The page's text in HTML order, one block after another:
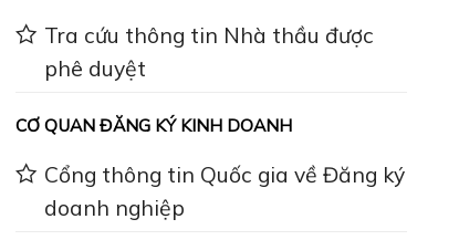
Tra cứu thông tin Nhà thầu được
phê duyệt
CƠ QUAN ĐĂNG KÝ KINH DOANH
Cổng thông tin Quốc gia về Đăng ký
doanh nghiệp